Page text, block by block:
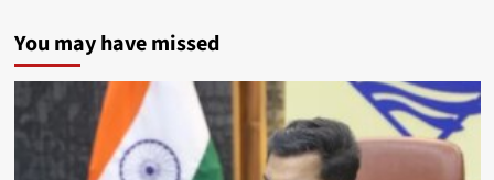
You may have missed